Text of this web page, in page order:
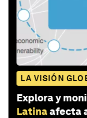
LA VISIÓN
Explora y
Latinaafecta